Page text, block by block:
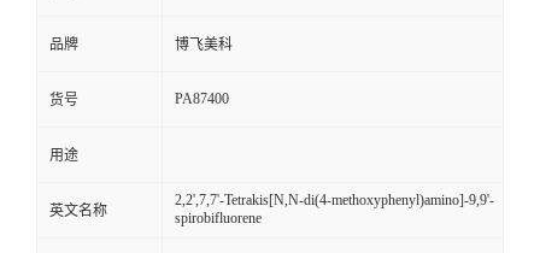
品牌 博飞美科
货号 PA87400
用途
英文名称
2,2',7,7'-Tetrakis[N,N-di(4-methoxyphenyl)amino]-9,9'-
spirobifluorene